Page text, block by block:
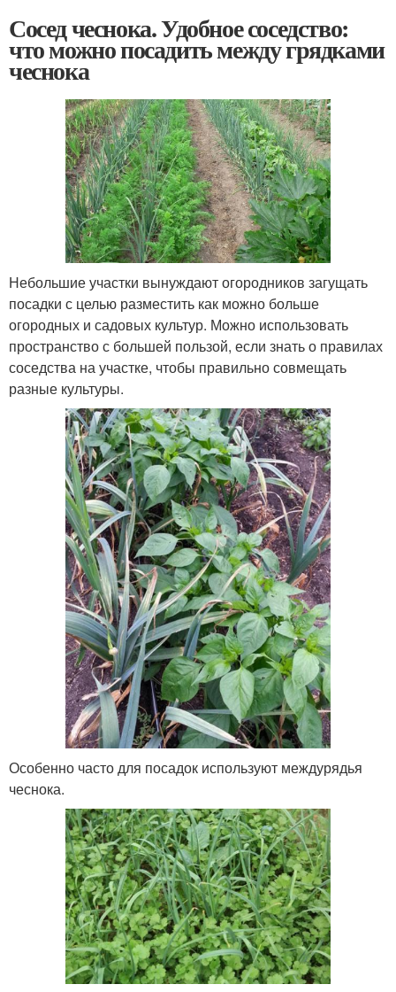
Сосед чеснока. Удобное соседство:
что можно посадить между грядками
чеснока
Небольшие участки вынуждают огородников загущать
посадки с целью разместить как можно больше
огородных и садовых культур. Можно использовать
пространство с большей пользой, если знать о правилах
соседства на участке, чтобы правильно совмещать
разные культуры.
Особенно часто для посадок используют междурядья
чеснока.